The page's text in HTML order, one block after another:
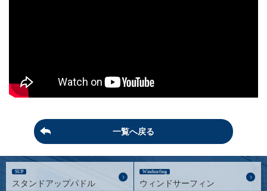
一覧へ戻る
SUP
スタンドアップパドル
Windsurfing
ウィンドサーフィン